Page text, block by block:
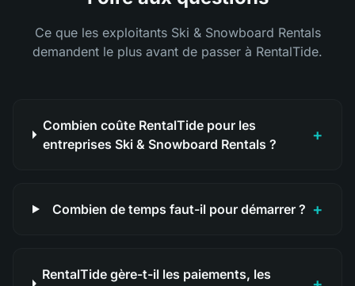
Ce que les exploitants Ski & Snowboard Rentals
demandent le plus avant de passer à RentalTide.
Combien coûte RentalTide pour les
entreprises Ski & Snowboard Rentals ?
+
Combien de temps faut-il pour démarrer ? +
RentalTide gère-t-il les paiements, les